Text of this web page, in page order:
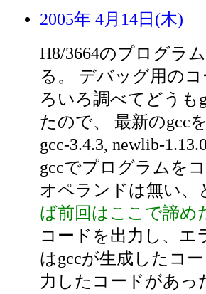
2005年 4月14日(木)
H8/3664のプログラ
る。 デバッグ用の
ろいろ調べてどうも
たので、 最新のgcc
gcc-3.4.3, newlib-
gccでプログラムを
オペランドは無い
ば前回はここで諦め
コードを出力し、エ
はgccが生成したコ
力したコードがあっ